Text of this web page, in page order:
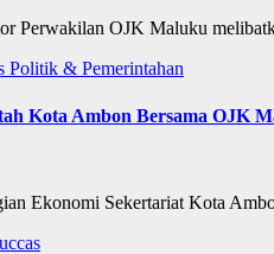
Perwakilan OJK Maluku
Politik & Pemerintahan
Kota Ambon Bersama OJK
Ekonomi Sekertariat Kota